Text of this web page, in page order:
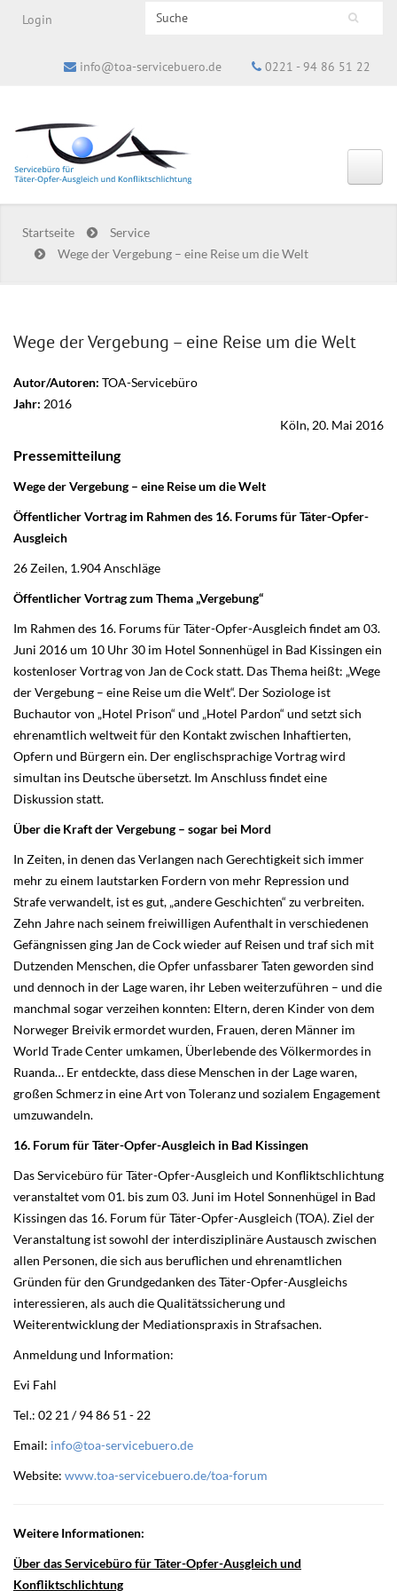
Login Suchformular
Search this site
info@toa-servicebuero.de 0221 - 94 86 51 22
Startseite
Service
Wege der Vergebung – eine Reise um die Welt
Wege der Vergebung – eine Reise um die Welt
Autor/Autoren: TOA-Servicebüro
Jahr: 2016
Köln, 20. Mai 2016
Pressemitteilung
Wege der Vergebung – eine Reise um die Welt
Öffentlicher Vortrag im Rahmen des 16. Forums für Täter-Opfer-
Ausgleich
26 Zeilen, 1.904 Anschläge
Öffentlicher Vortrag zum Thema „Vergebung“
Im Rahmen des 16. Forums für Täter-Opfer-Ausgleich findet am 03.
Juni 2016 um 10 Uhr 30 im Hotel Sonnenhügel in Bad Kissingen ein
kostenloser Vortrag von Jan de Cock statt. Das Thema heißt: „Wege
der Vergebung – eine Reise um die Welt“. Der Soziologe ist
Buchautor von „Hotel Prison“ und „Hotel Pardon“ und setzt sich
ehrenamtlich weltweit für den Kontakt zwischen Inhaftierten,
Opfern und Bürgern ein. Der englischsprachige Vortrag wird
simultan ins Deutsche übersetzt. Im Anschluss findet eine
Diskussion statt.
Über die Kraft der Vergebung – sogar bei Mord
In Zeiten, in denen das Verlangen nach Gerechtigkeit sich immer
mehr zu einem lautstarken Fordern von mehr Repression und
Strafe verwandelt, ist es gut, „andere Geschichten“ zu verbreiten.
Zehn Jahre nach seinem freiwilligen Aufenthalt in verschiedenen
Gefängnissen ging Jan de Cock wieder auf Reisen und traf sich mit
Dutzenden Menschen, die Opfer unfassbarer Taten geworden sind
und dennoch in der Lage waren, ihr Leben weiterzuführen – und die
manchmal sogar verzeihen konnten: Eltern, deren Kinder von dem
Norweger Breivik ermordet wurden, Frauen, deren Männer im
World Trade Center umkamen, Überlebende des Völkermordes in
Ruanda… Er entdeckte, dass diese Menschen in der Lage waren,
großen Schmerz in eine Art von Toleranz und sozialem Engagement
umzuwandeln.
16. Forum für Täter-Opfer-Ausgleich in Bad Kissingen
Das Servicebüro für Täter-Opfer-Ausgleich und Konfliktschlichtung
veranstaltet vom 01. bis zum 03. Juni im Hotel Sonnenhügel in Bad
Kissingen das 16. Forum für Täter-Opfer-Ausgleich (TOA). Ziel der
Veranstaltung ist sowohl der interdisziplinäre Austausch zwischen
allen Personen, die sich aus beruflichen und ehrenamtlichen
Gründen für den Grundgedanken des Täter-Opfer-Ausgleichs
interessieren, als auch die Qualitätssicherung und
Weiterentwicklung der Mediationspraxis in Strafsachen.
Anmeldung und Information:
Evi Fahl
Tel.: 02 21 / 94 86 51 - 22
Email: info@toa-servicebuero.de
Website: www.toa-servicebuero.de/toa-forum
Weitere Informationen:
Über das Servicebüro für Täter-Opfer-Ausgleich und
Konfliktschlichtung